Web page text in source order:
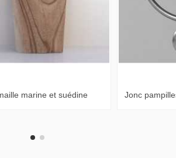
marine et suédine Jonc